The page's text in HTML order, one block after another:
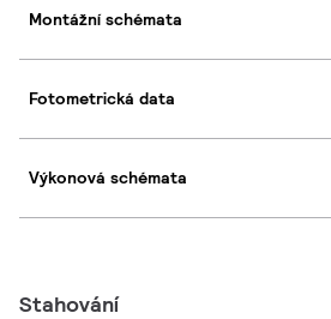
Montážní schémata
Fotometrická data
Výkonová schémata
Stahování